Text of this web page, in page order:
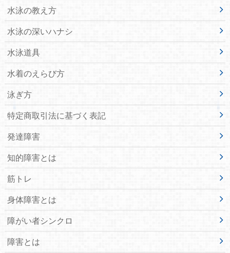
水泳の教え方
水泳の深いハナシ
水泳道具
水着のえらび方
泳ぎ方
特定商取引法に基づく表記
発達障害
知的障害とは
筋トレ
身体障害とは
障がい者シンクロ
障害とは